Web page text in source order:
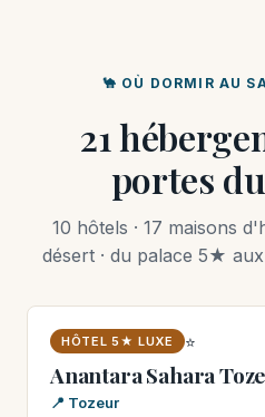
🐪 OÙ DORMIR AU
21
portes
10 hôtels · 17 maisons
désert · du palace 5★
HÔTEL 5★ LUXE ⭐
Anantara Sahara
📍 Tozeur